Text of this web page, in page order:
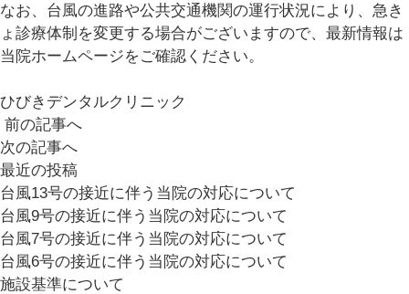
なお、台風の進路や公共交通機関の運行状況により、急き
ょ診療体制を変更する場合がございますので、最新情報は
当院ホームページをご確認ください。
ひびきデンタルクリニック
前の記事へ
次の記事へ
最近の投稿
台風13号の接近に伴う当院の対応について
台風9号の接近に伴う当院の対応について
台風7号の接近に伴う当院の対応について
台風6号の接近に伴う当院の対応について
施設基準について